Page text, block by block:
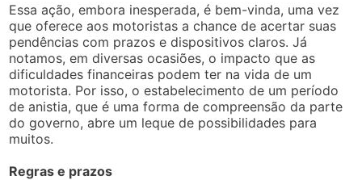
Essa ação, embora inesperada, é bem-vinda, uma vez
que oferece aos motoristas a chance de acertar suas
pendências com prazos e dispositivos claros. Já
notamos, em diversas ocasiões, o impacto que as
dificuldades financeiras podem ter na vida de um
motorista. Por isso, o estabelecimento de um período
de anistia, que é uma forma de compreensão da parte
do governo, abre um leque de possibilidades para
muitos.
Regras e prazos